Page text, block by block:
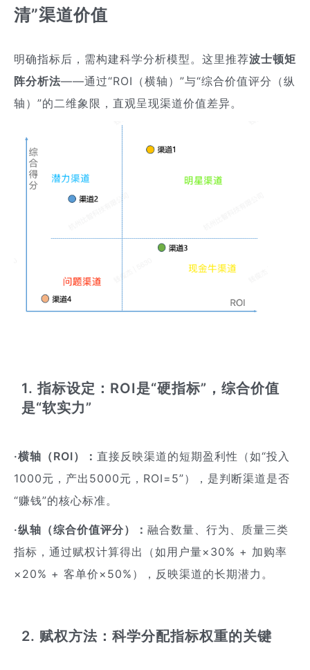
清”渠道价值
明确指标后，需构建科学分析模型。这里推荐波士顿矩
阵分析法——通过“ROI（横轴）”与“综合价值评分（纵
轴）”的二维象限，直观呈现渠道价值差异。
1. 指标设定：ROI是“硬指标”，综合价值
是“软实力”
·横轴（ROI）： 直接反映渠道的短期盈利性（如“投入
1000元，产出5000元，ROI=5”），是判断渠道是否
“赚钱”的核心标准。
·纵轴（综合价值评分）： 融合数量、行为、质量三类
指标，通过赋权计算得出（如用户量×30% + 加购率
×20% + 客单价×50%），反映渠道的长期潜力。
2. 赋权方法：科学分配指标权重的关键